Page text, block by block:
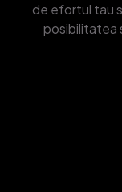
de efortul tau
posibilitatea